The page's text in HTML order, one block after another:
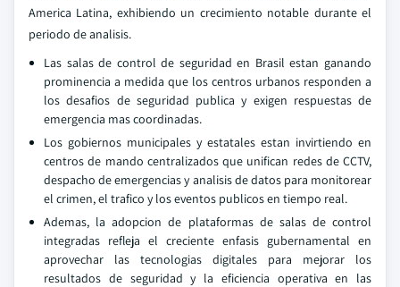
America Latina, exhibiendo un crecimiento notable durante el
periodo de analisis.
Las salas de control de seguridad en Brasil estan ganando
prominencia a medida que los centros urbanos responden a
los desafios de seguridad publica y exigen respuestas de
emergencia mas coordinadas.
Los gobiernos municipales y estatales estan invirtiendo en
centros de mando centralizados que unifican redes de CCTV,
despacho de emergencias y analisis de datos para monitorear
el crimen, el trafico y los eventos publicos en tiempo real.
Ademas, la adopcion de plataformas de salas de control
integradas refleja el creciente enfasis gubernamental en
aprovechar las tecnologias digitales para mejorar los
resultados de seguridad y la eficiencia operativa en las